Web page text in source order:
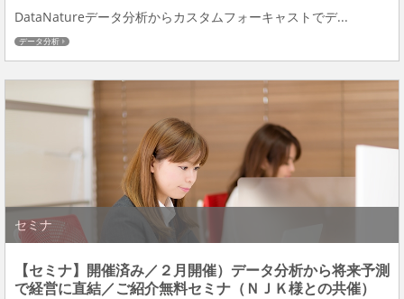
DataNatureデータ分析からカスタムフォーキャストでデ...
データ分析
セミナ
【セミナ】開催済み／２月開催）データ分析から将来予測
で経営に直結／ご紹介無料セミナ（ＮＪＫ様との共催）